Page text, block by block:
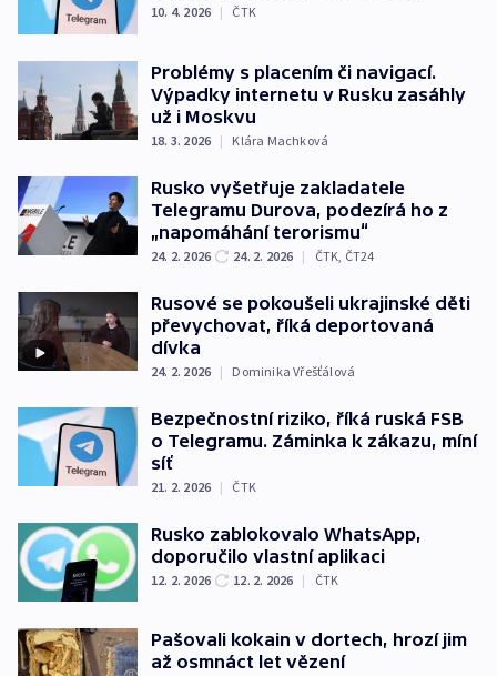
10. 4. 2026 | ČTK
Problémy s placením či navigací.
Výpadky internetu v Rusku zasáhly
už i Moskvu
18. 3. 2026 | Klára Machková
Rusko vyšetřuje zakladatele
Telegramu Durova, podezírá ho z
„napomáhání terorismu“
24. 2. 2026 24. 2. 2026 | ČTK ČT24
Rusové se pokoušeli ukrajinské děti
převychovat, říká deportovaná
dívka
24. 2. 2026 | Dominika Vřešťálová
Bezpečnostní riziko, říká ruská FSB
o Telegramu. Záminka k zákazu, míní
síť
21. 2. 2026 | ČTK
Rusko zablokovalo WhatsApp,
doporučilo vlastní aplikaci
12. 2. 2026 12. 2. 2026 | ČTK
Pašovali kokain v dortech, hrozí jim
až osmnáct let vězení